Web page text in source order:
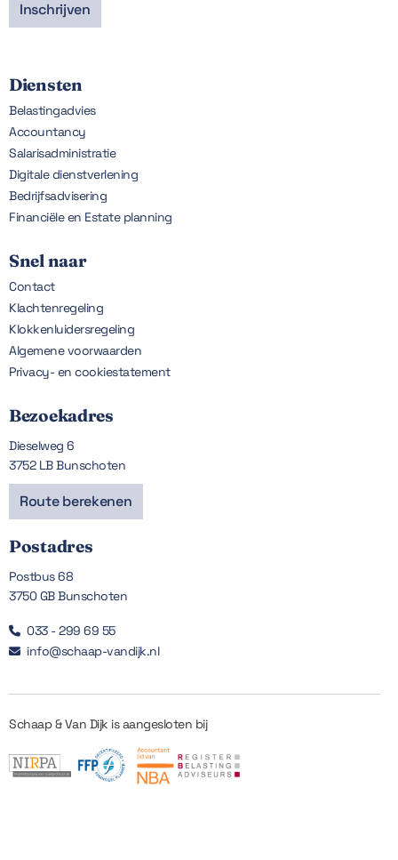
Diensten
Belastingadvies
Accountancy
Salarisadministratie
Digitale dienstverlening
Bedrijfsadvisering
Financiële en Estate planning
Snel naar
Contact
Klachtenregeling
Klokkenluidersregeling
Algemene voorwaarden
Privacy- en cookiestatement
Bezoekadres
Dieselweg 6
3752 LB Bunschoten
Route berekenen
Postadres
Postbus 68
3750 GB Bunschoten
 033 - 299 69 55
 info@schaap-vandijk.nl
Schaap & Van Dijk is aangesloten bij